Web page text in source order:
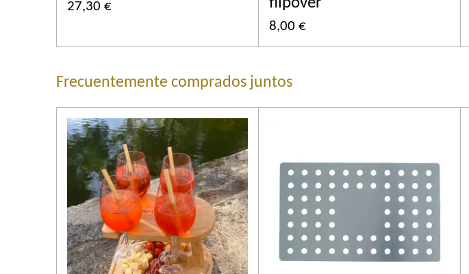
27,30 €
8,00 €
Frecuentemente comprados juntos